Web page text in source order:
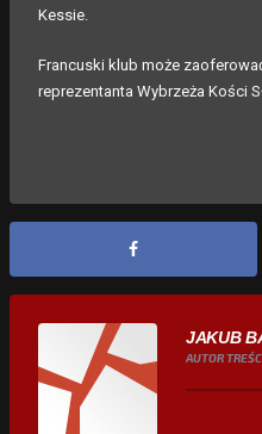
Kessie.
Francuski klub może
reprezentanta Wybrzeża Kości
JAKUB
AUTOR